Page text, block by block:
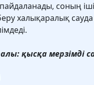
соның
халықаралық сауда
қысқа мерзімді